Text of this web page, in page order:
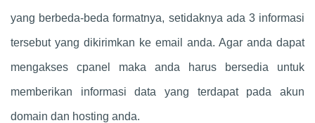
yang berbeda-beda formatnya, setidaknya ada 3 informasi
tersebut yang dikirimkan ke email anda. Agar anda dapat
mengakses cpanel maka anda harus bersedia untuk
memberikan informasi data yang terdapat pada akun
domain dan hosting anda.